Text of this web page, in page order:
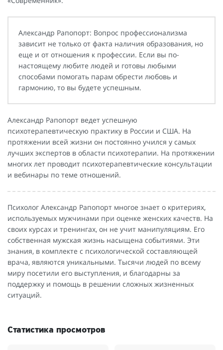
Александр Рапопорт: Вопрос профессионализма
зависит не только от факта наличия образования, но
еще и от отношения к профессии. Если вы по-
настоящему любите людей и готовы любыми
способами помогать парам обрести любовь и
гармонию, то вы будете успешным.
Александр Рапопорт ведет успешную
психотерапевтическую практику в России и США. На
протяжении всей жизни он постоянно учился у самых
лучших экспертов в области психотерапии. На протяжении
многих лет проводит психотерапевтические консультации
и вебинары по теме отношений.
Психолог Александр Рапопорт многое знает о критериях,
используемых мужчинами при оценке женских качеств. На
своих курсах и тренингах, он не учит манипуляциям. Его
собственная мужская жизнь насыщена событиями. Эти
знания, в комплекте с психологической составляющей
врача, являются уникальными. Тысячи людей по всему
миру посетили его выступления, и благодарны за
поддержку и помощь в решении сложных жизненных
ситуаций.
Статистика просмотров